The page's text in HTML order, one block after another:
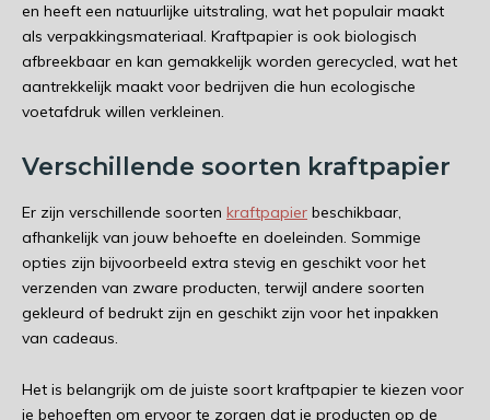
en heeft een natuurlijke uitstraling, wat het populair maakt
als verpakkingsmateriaal. Kraftpapier is ook biologisch
afbreekbaar en kan gemakkelijk worden gerecycled, wat het
aantrekkelijk maakt voor bedrijven die hun ecologische
voetafdruk willen verkleinen.
Verschillende soorten kraftpapier
Er zijn verschillende soorten kraftpapier beschikbaar,
afhankelijk van jouw behoefte en doeleinden. Sommige
opties zijn bijvoorbeeld extra stevig en geschikt voor het
verzenden van zware producten, terwijl andere soorten
gekleurd of bedrukt zijn en geschikt zijn voor het inpakken
van cadeaus.
Het is belangrijk om de juiste soort kraftpapier te kiezen voor
je behoeften om ervoor te zorgen dat je producten op de